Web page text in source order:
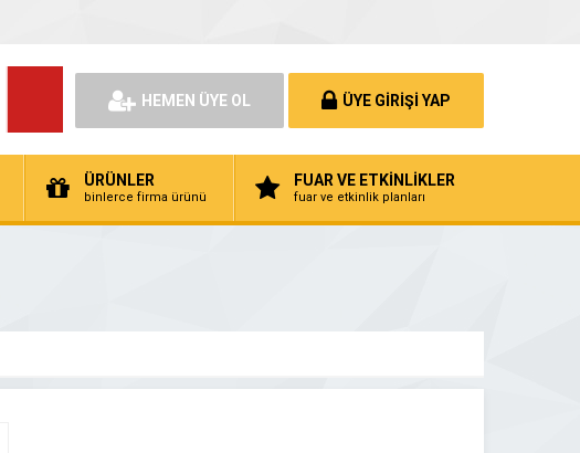
HEMEN ÜYE OL ÜYE GİRİŞİ YAP
ÜRÜNLER
binlerce firma ürünü
FUAR VE ETKİNLİKLER
fuar ve etkinlik planları